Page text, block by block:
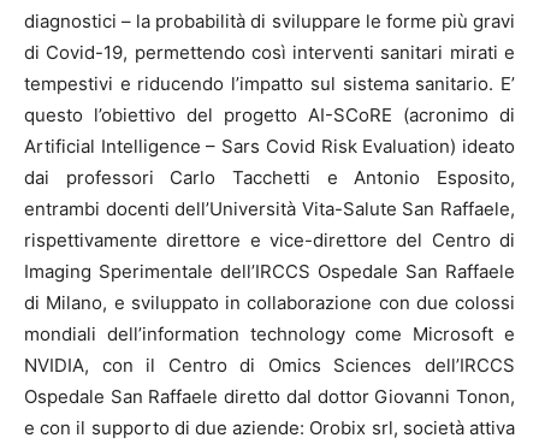
diagnostici – la probabilità di sviluppare le forme più gravi
di Covid-19, permettendo così interventi sanitari mirati e
tempestivi e riducendo l’impatto sul sistema sanitario. E’
questo l’obiettivo del progetto AI-SCoRE (acronimo di
Artificial Intelligence – Sars Covid Risk Evaluation) ideato
dai professori Carlo Tacchetti e Antonio Esposito,
entrambi docenti dell’Università Vita-Salute San Raffaele,
rispettivamente direttore e vice-direttore del Centro di
Imaging Sperimentale dell’IRCCS Ospedale San Raffaele
di Milano, e sviluppato in collaborazione con due colossi
mondiali dell’information technology come Microsoft e
NVIDIA, con il Centro di Omics Sciences dell’IRCCS
Ospedale San Raffaele diretto dal dottor Giovanni Tonon,
e con il supporto di due aziende: Orobix srl, società attiva